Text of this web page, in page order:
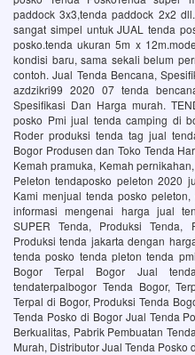
paddock 3x3,tenda paddock 2x2
sangat simpel untuk JUAL tenda
posko.tenda ukuran 5m x
kondisi baru, sama sekali belum
contoh. Jual Tenda Bencana,
azdzikri99 2020 07 tenda
Spesifikasi Dan Harga murah.
posko Pmi jual tenda camping di
Roder produksi tenda tag jual
Bogor Produsen dan Toko Tenda
Kemah pramuka, Kemah
Peleton tendaposko peleton 2020
Kami menjual tenda posko
informasi mengenai harga jual
SUPER Tenda, Produksi Tenda,
Produksi tenda jakarta dengan
tenda posko tenda pleton tenda
Bogor Terpal Bogor Jual
tendaterpalbogor Tenda Bogor,
Terpal di Bogor, Produksi Tenda
Tenda Posko di Bogor Jual Tenda
Berkualitas, Pabrik Pembuatan
Murah, Distributor Jual Tenda Posko